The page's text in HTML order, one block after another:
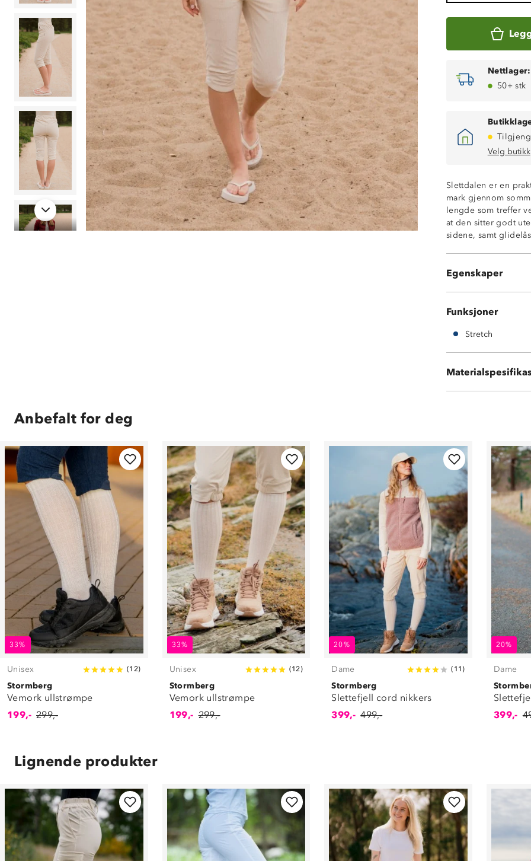
Nettlager:
50+ stk
Velg butikk
Slettdalen er en
mark gjennom
lengde som treffer
at den sitter godt
sidene, samt
Egenskaper
2-veisstretch
Myk cord
Høy i livet
To stikklommer
En lårlomme
Kroppsnær
Funksjoner
Stretch
100% polyester
Anbefalt for deg
33%
Unisex (12)
Stormberg
Vemork ullstrømpe
199,- 299,-
33%
Unisex (12)
Stormberg
Vemork ullstrømpe
199,- 299,-
20%
Dame ( 11 )
Stormberg
Slettefjell cord nikkers
399,- 499,-
20%
Dame
399,-
Lignende produkter